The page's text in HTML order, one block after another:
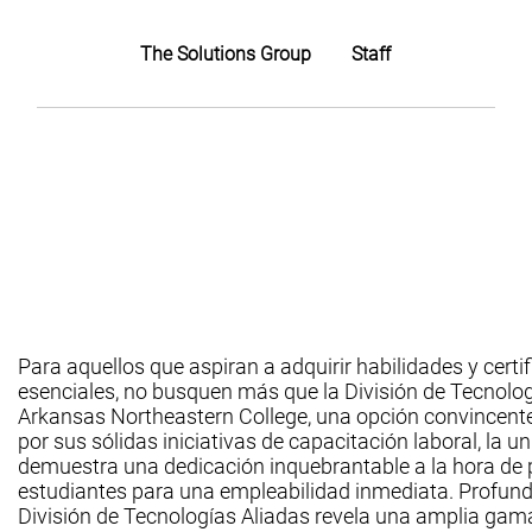
The Solutions Group Staff
​Para aquellos que aspiran a adquirir habilidades y
esenciales, no busquen más que la División de
Arkansas Northeastern College, una opción
por sus sólidas iniciativas de capacitación laboral, la
demuestra una dedicación inquebrantable a la hora de
estudiantes para una empleabilidad inmediata.
División de Tecnologías Aliadas revela una amplia